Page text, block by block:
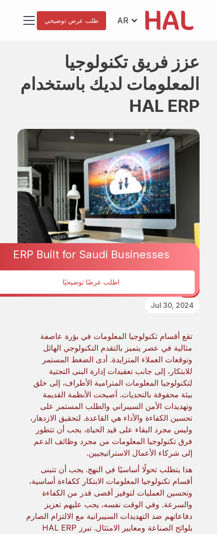
AR طلب عرض توضيحي
ERP Built for Saudi Businesses
اطلب عرضًا توضيحيًا
عزز فريق تكنولوجيا
المعلومات لديك باستخدام
HAL ERP
Jul 30, 2024
تقع أقسام تكنولوجيا المعلومات في بؤرة عاصفة
مثالية في عصر يتميز بالتقدم التكنولوجي الهائل
وتوقعات العملاء المتزايدة. أدى الضغط المستمر
للابتكار، إلى جانب تعقيدات إدارة البنى التحتية
لتكنولوجيا المعلومات المترامية الأطراف، إلى خلق
بيئة محفوفة بالتحديات. أصبحت الأنظمة القديمة
وتهديدات الأمن السيبراني والطلب المستمر على
تحسين الكفاءة والأداء هي القاعدة. لتحقيق الازدهار،
وليس مجرد البقاء على قيد الحياة، يجب أن تتطور
فرق تكنولوجيا المعلومات من مجرد وظائف الدعم
إلى شركاء الأعمال الاستراتيجيين.
هذا يتطلب تحولًا أساسيًا في النهج. يجب أن تتبنى
أقسام تكنولوجيا المعلومات الابتكار ككفاءة أساسية،
وتحسين العمليات لتوفير أقصى قدر من الكفاءة
والسرعة. وفي الوقت نفسه، يجب عليهم تعزيز
دفاعاتهم ضد التهديدات السيبرانية مع الالتزام الصارم
بلوائح الصناعة ومعايير الامتثال. تبرز HAL ERP